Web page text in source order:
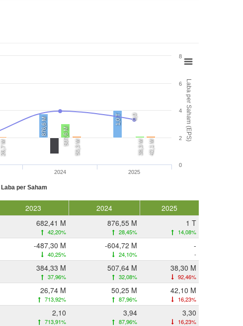
Laba per Saham (EPS)
876,6 M 1,0 T 0,0
507,6 M
38,3 M
26,7 M 50,3 M 42,1 M
Laba per Saham
2024 2025
0
2
4
6
8
2023 2024
2025
682,41 M
42,20%
876,55 M
28,45%
1 T
14,08%
-487,30 M
40,25%
-604,72 M
24,10%
-
-
384,33 M
37,96%
507,64 M
32,08%
38,30 M
92,46%
26,74 M
713,92%
50,25 M
87,96%
42,10 M
16,23%
2,10
713,91%
3,94
87,96%
3,30
16,23%